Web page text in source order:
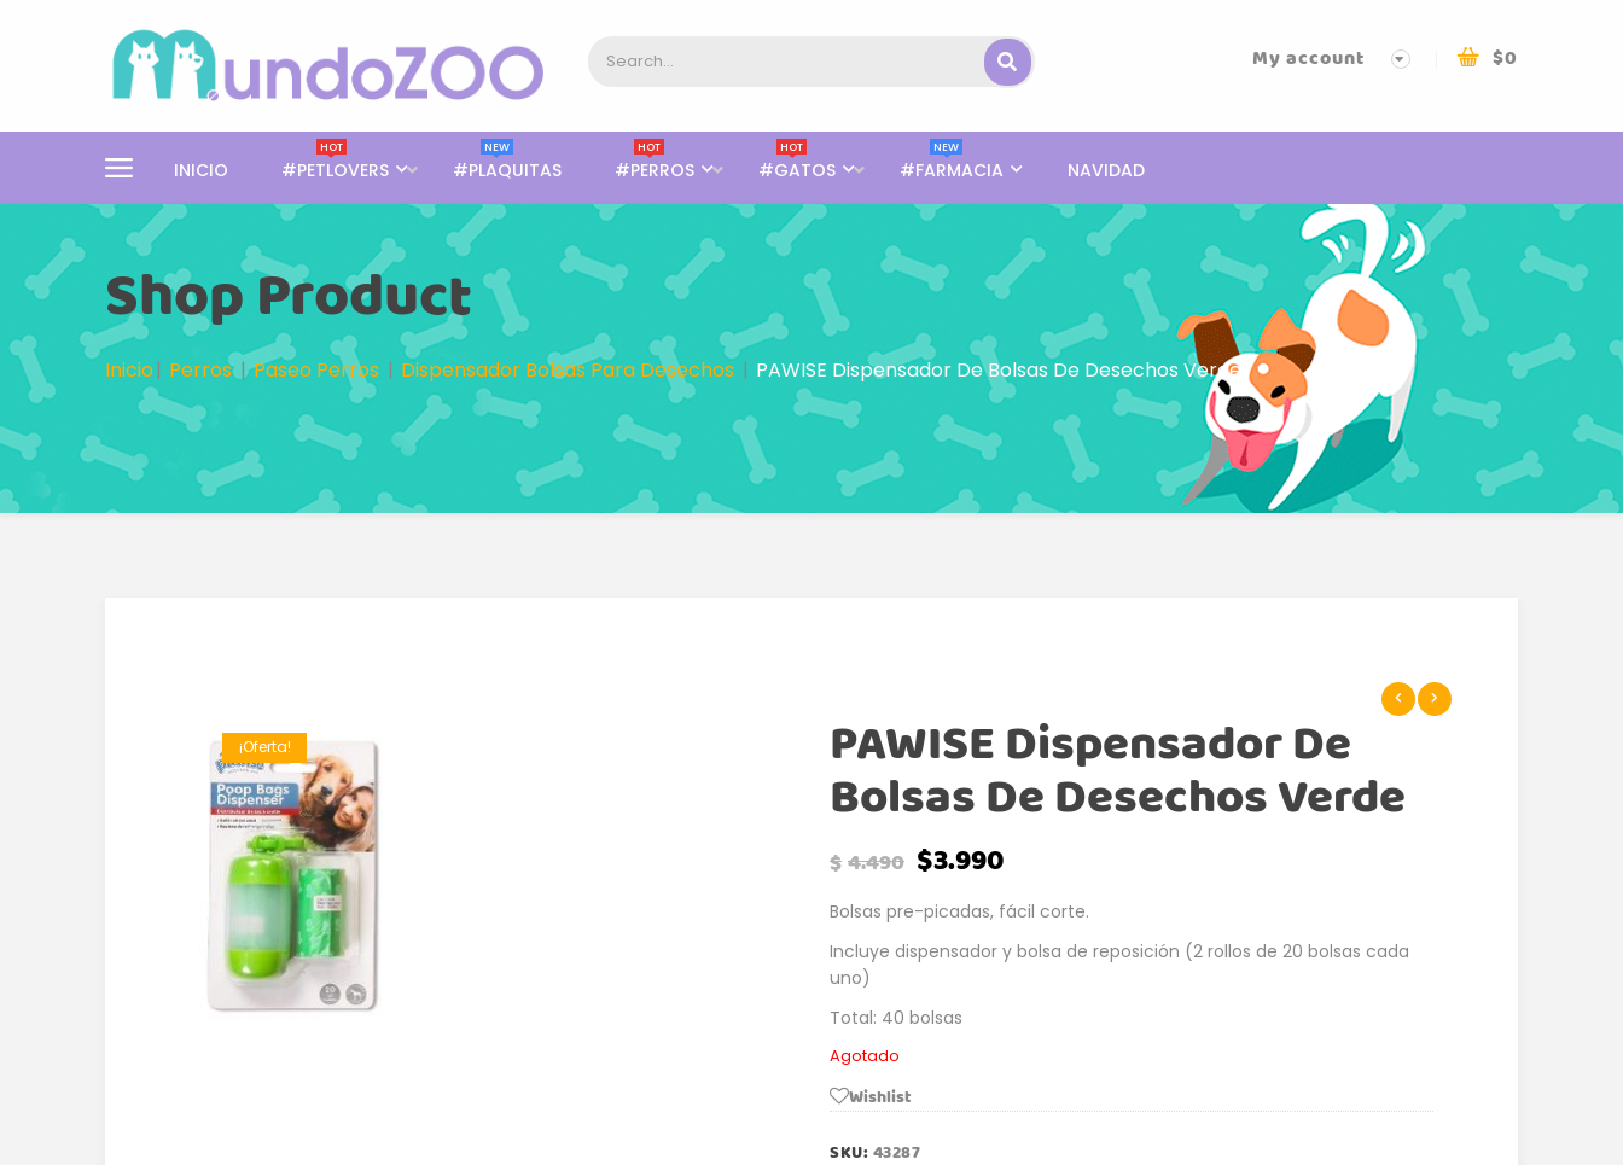
$0
My account
INICIO #PETLOVERS
HOT
#PLAQUITAS
NEW
#PERROS
HOT
#GATOS
HOT
#FARMACIA
NEW
NAVIDAD
Shop Product
Inicio Perros Paseo Perros Dispensador Bolsas Para Desechos PAWISE Dispensador De Bolsas De Desechos Verde
¡Oferta! PAWISE Dispensador De
Bolsas De Desechos Verde
$4.490 $3.990
Bolsas pre-picadas, fácil corte.
Incluye dispensador y bolsa de reposición (2 rollos de 20 bolsas cada
uno)
Total: 40 bolsas
Agotado
Wishlist
SKU: 43287